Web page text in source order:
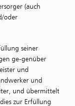
(auch
oder
seiner
ge-genüber
und
und
und übermittelt
zur Erfüllung